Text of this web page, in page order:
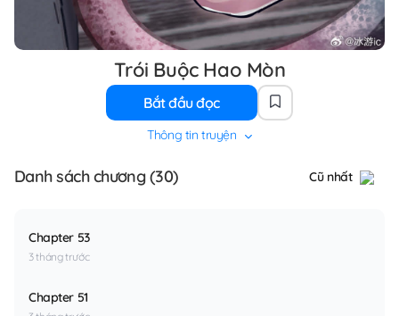
Trói Buộc Hao Mòn
Bắt đầu đọc
Thông tin truyện
Danh sách chương (30) Cũ nhất
Chapter 53
3 tháng trước
Chapter 51